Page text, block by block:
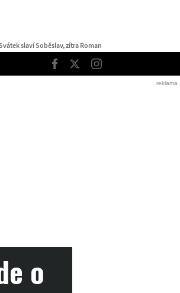
Svátek slaví Soběslav, zítra Roman
Facebook
TwitterInstagram
o